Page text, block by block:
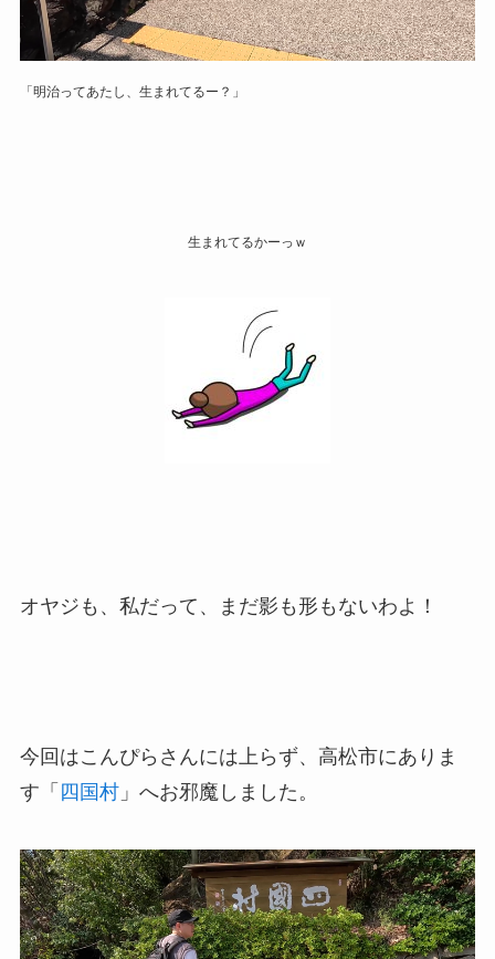
「明治ってあたし、生まれてるー？」
生まれてるかーっｗ
オヤジも、私だって、まだ影も形もないわよ！
今回はこんぴらさんには上らず、高松市にありま
す「 四国村」へお邪魔しました。